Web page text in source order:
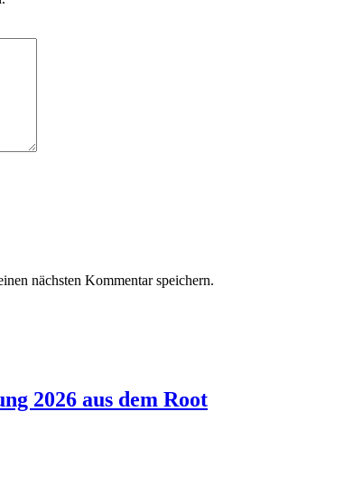
nächsten Kommentar speichern.
2026 aus dem Root